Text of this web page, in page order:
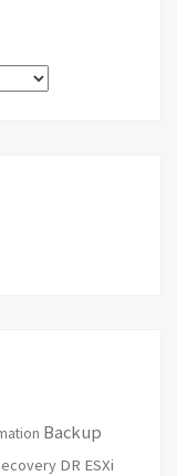
Backup
DR ESXi